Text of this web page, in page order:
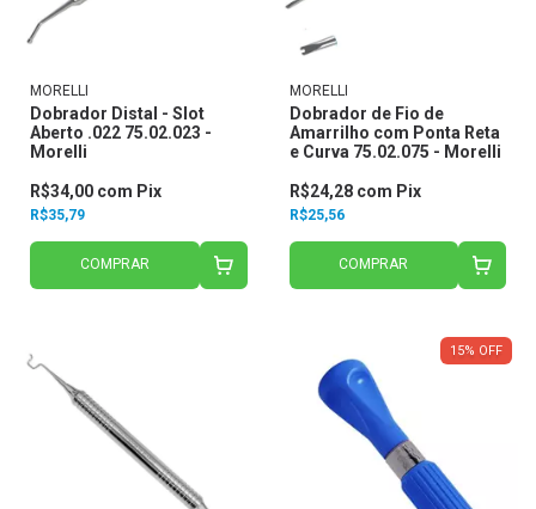
MORELLI
Dobrador Distal - Slot
Aberto .022 75.02.023 -
Morelli
R$35,79
R$34,00 com Pix
COMPRAR
MORELLI
Dobrador de Fio de
Amarrilho com Ponta Reta
e Curva 75.02.075 - Morelli
R$25,56
R$24,28 com Pix
COMPRAR
15% OFF